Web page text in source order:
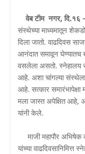
वेब टीम नगर, दि.१६ -
संस्थेच्या माध्यमातून
दिला जातो. वाढदिवस
आनंदात समावून
वसलेला असतो. स्नेहालय
आहे. अशा चांगल्या
आहे. सत्कार
मला जास्त अपेक्षित आहे,
यांनी केले.
माजी महापौर अभिषेक
यांच्या वाढदिवसानिमित्त